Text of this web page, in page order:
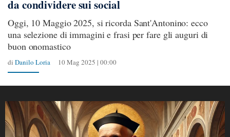
da condividere sui social
Oggi, 10 Maggio 2025, si ricorda Sant'Antonino: ecco
una selezione di immagini e frasi per fare gli auguri di
buon onomastico
di Danilo Loria 10 Mag 2025 | 00:00